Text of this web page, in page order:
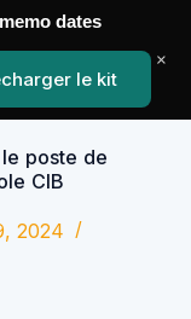
poste de
CIB
2024
dates
le kit
×